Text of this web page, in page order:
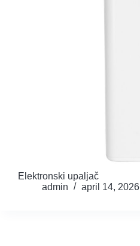
Elektronski upaljač
admin
april 14, 2026